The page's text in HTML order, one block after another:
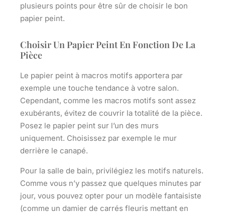
plusieurs points pour être sûr de choisir le bon
papier peint.
Choisir Un Papier Peint En Fonction De La
Pièce
Le papier peint à macros motifs apportera par
exemple une touche tendance à votre salon.
Cependant, comme les macros motifs sont assez
exubérants, évitez de couvrir la totalité de la pièce.
Posez le papier peint sur l’un des murs
uniquement. Choisissez par exemple le mur
derrière le canapé.
Pour la salle de bain, privilégiez les motifs naturels.
Comme vous n’y passez que quelques minutes par
jour, vous pouvez opter pour un modèle fantaisiste
(comme un damier de carrés fleuris mettant en